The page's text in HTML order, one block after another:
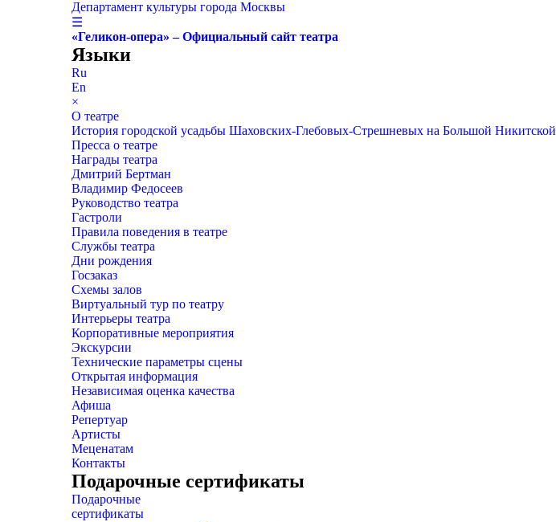
Департамент культуры города Москвы
☰
«Геликон-опера» – Официальный сайт театра
Языки
Ru
En
×
О театре
История городской усадьбы Шаховских-Глебовых-Стрешневых на Большой Никитской
Пресса о театре
Награды театра
Дмитрий Бертман
Владимир Федосеев
Руководство театра
Гастроли
Правила поведения в театре
Службы театра
Дни рождения
Госзаказ
Схемы залов
Виртуальный тур по театру
Интерьеры театра
Корпоративные мероприятия
Экскурсии
Технические параметры сцены
Открытая информация
Независимая оценка качества
Афиша
Репертуар
Артисты
Меценатам
Контакты
Подарочные сертификаты
Подарочные
сертификаты